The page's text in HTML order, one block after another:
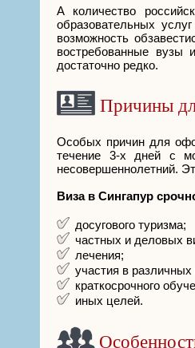
А количество
образовательных
возможность
востребованные вузы
достаточно редко.
Причины
Особых причин для
течение 3-х дней с
несовершеннолетний.
Виза в Сингапур
досугового туризма;
частных и деловых
лечения;
участия в
краткосрочного
иных целей.